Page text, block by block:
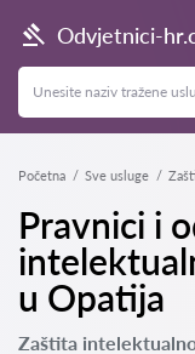
Odvjetnici-
Početna Sve usluge
Pravnici i
u Opatija
Zaštita